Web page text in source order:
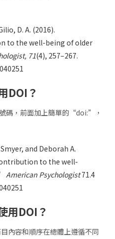
D. A. (2016).
to the well-being of older
71(4), 257–267.
DOI？
碼，前面加上簡單的“doi:”，
and Deborah A.
to the well-
American Psychologist71.4
用DOI？
內容和順序在總體上遵循不同